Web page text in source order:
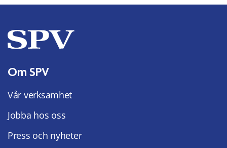
Om SPV
Vår verksamhet
Jobba hos oss
Press och nyheter